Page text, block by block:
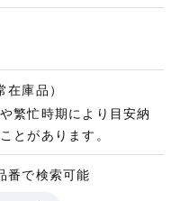
在庫品）
繁忙時期により目安納
とがあります。
番で検索可能